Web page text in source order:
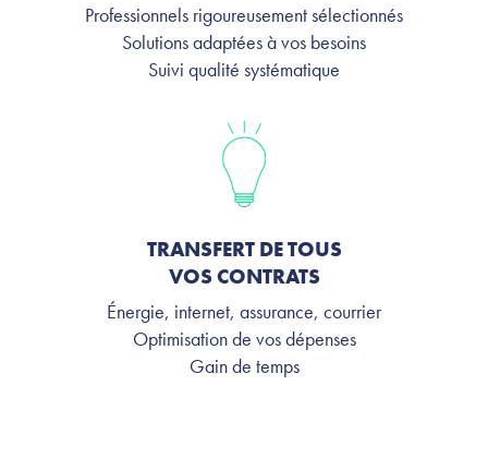
Professionnels rigoureusement sélectionnés
Solutions adaptées à vos besoins
Suivi qualité systématique
TRANSFERT DE TOUS
VOS CONTRATS
Énergie, internet, assurance, courrier
Optimisation de vos dépenses
Gain de temps